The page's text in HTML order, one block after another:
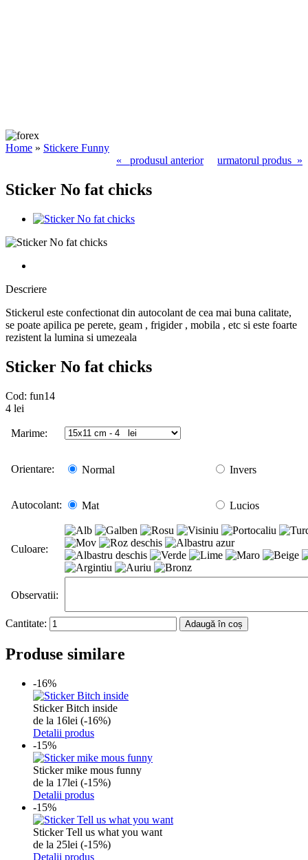
Home » Stickere Funny
« produsul anterior
urmatorul produs »
Sticker No fat chicks
Descriere
Stickerul este confectionat din autocolant de cea mai buna calitate,
se poate apilica pe perete, geam , frigider , mobila , etc si este foarte
rezistent la lumina si umezeala
Sticker No fat chicks
Cod: fun14
4 lei
Marime:
Orientare: Normal Invers
Autocolant: Mat Lucios
Culoare:
Observatii:
Cantitate: Adaugă în coș
Produse similare
-16%
Sticker Bitch inside
de la 16lei (-16%)
Detalii produs
-15%
Sticker mike mous funny
de la 17lei (-15%)
Detalii produs
-15%
Sticker Tell us what you want
de la 25lei (-15%)
Detalii produs